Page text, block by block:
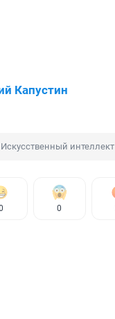
Капустин
Искусственный интеллект
0